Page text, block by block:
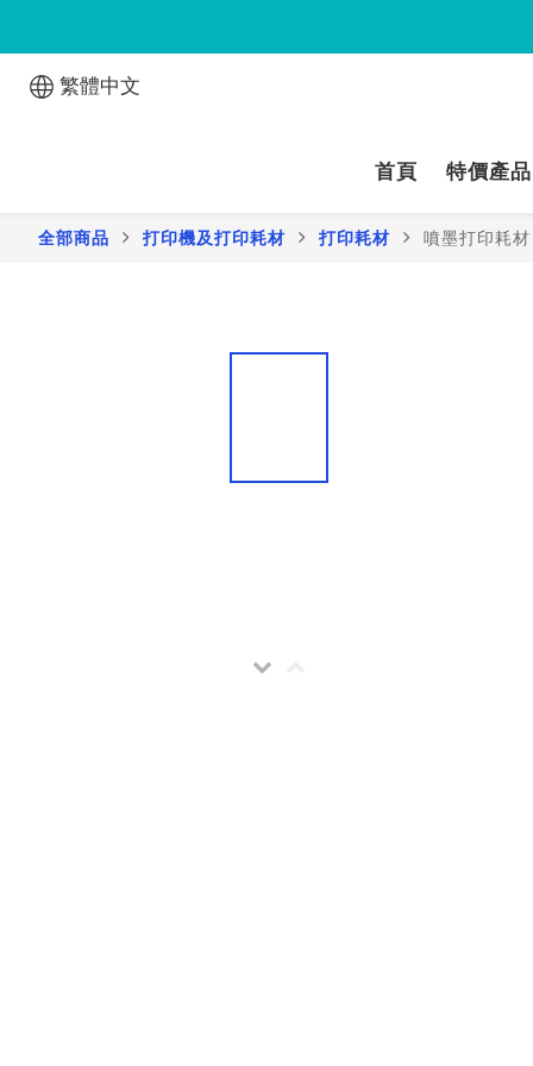
繁體中文
首頁 特價產品
全部商品 打印機及打印耗材 打印耗材 噴墨打印耗材